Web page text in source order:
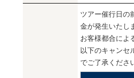
ツアー催行日の
金が発生いたし
お客様都合によ
以下のキャンセ
でご了承くださ